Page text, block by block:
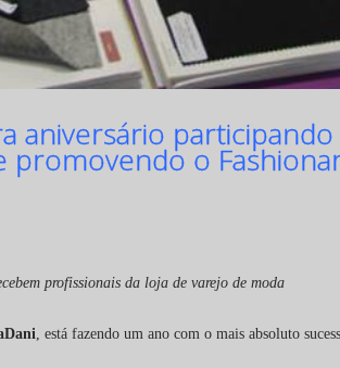
aniversário participando
promovendo o
profissionais da loja de varejo de moda
, está fazendo um ano com o mais absoluto